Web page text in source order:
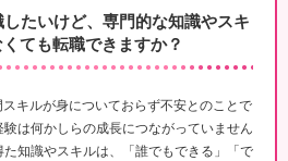
したいけど、専門的な知識やスキ
ても転職できますか？
キルが身についておらず不安とのことで
は何かしらの成長につながっていません
知識やスキルは、「誰でもできる」「で